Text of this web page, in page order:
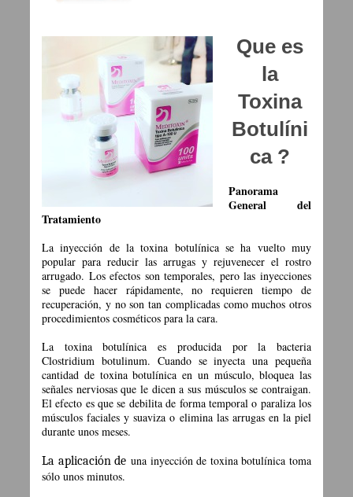
Que es
la
Toxina
Botulíni
ca ?
Panorama
General del
Tratamiento
La inyección de la toxina botulínica se ha vuelto muy
popular para reducir las arrugas y rejuvenecer el rostro
arrugado. Los efectos son temporales, pero las inyecciones
se puede hacer rápidamente, no requieren tiempo de
recuperación, y no son tan complicadas como muchos otros
procedimientos cosméticos para la cara.
La toxina botulínica es producida por la bacteria
Clostridium botulinum. Cuando se inyecta una pequeña
cantidad de toxina botulínica en un músculo, bloquea las
señales nerviosas que le dicen a sus músculos se contraigan.
El efecto es que se debilita de forma temporal o paraliza los
músculos faciales y suaviza o elimina las arrugas en la piel
durante unos meses.
La aplicación de una inyección de toxina botulínica toma
sólo unos minutos.